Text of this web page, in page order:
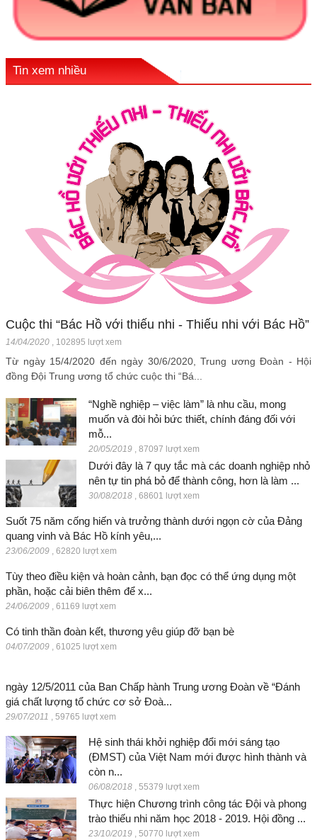
Tin xem nhiều
Cuộc thi “Bác Hồ với thiếu nhi - Thiếu nhi với Bác Hồ”
14/04/2020 , 102895 lượt xem
Từ ngày 15/4/2020 đến ngày 30/6/2020, Trung ương Đoàn - Hội
đồng Đội Trung ương tổ chức cuộc thi “Bá...
“Nghề nghiệp – việc làm” là nhu cầu, mong
muốn và đòi hỏi bức thiết, chính đáng đối với
mỗ...
20/05/2019 , 87097 lượt xem
Dưới đây là 7 quy tắc mà các doanh nghiệp nhỏ
nên tự tin phá bỏ để thành công, hơn là làm ...
30/08/2018 , 68601 lượt xem
Suốt 75 năm cống hiến và trưởng thành dưới ngọn cờ của Đảng
quang vinh và Bác Hồ kính yêu,...
23/06/2009 , 62820 lượt xem
Tùy theo điều kiện và hoàn cảnh, bạn đọc có thể ứng dụng một
phần, hoặc cải biên thêm để x...
24/06/2009 , 61169 lượt xem
Có tinh thần đoàn kết, thương yêu giúp đỡ bạn bè
04/07/2009 , 61025 lượt xem
ngày 12/5/2011 của Ban Chấp hành Trung ương Đoàn về “Đánh
giá chất lượng tổ chức cơ sở Đoà...
29/07/2011 , 59765 lượt xem
Hệ sinh thái khởi nghiệp đổi mới sáng tạo
(ĐMST) của Việt Nam mới được hình thành và
còn n...
06/08/2018 , 55379 lượt xem
Thực hiện Chương trình công tác Đội và phong
trào thiếu nhi năm học 2018 - 2019. Hội đồng ...
23/10/2019 , 50770 lượt xem